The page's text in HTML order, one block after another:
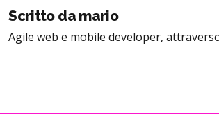
Scritto da mario
Agile web e mobile developer,